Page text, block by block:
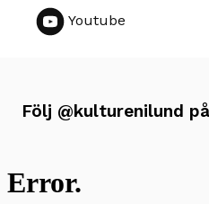
Youtube
Följ @kulturenilund